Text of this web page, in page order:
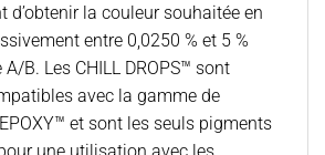
d’obtenir la couleur souhaitée en
entre 0,0250 % et 5 %
B. Les CHILL DROPS™ sont
avec la gamme de
et sont les seuls pigments